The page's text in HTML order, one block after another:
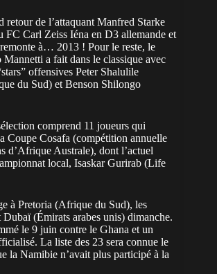
retour de l’attaquant Manfred Starke
FC Carl Zeiss Iéna en D3 allemande et
à… 2013 ! Pour le reste, le
a fait dans le classique avec
offensives Peter Shalulile
du Sud) et Benson Shilongo
comprend 11 joueurs qui
Coupe Cosafa (compétition annuelle
d’Afrique Australe), dont l’actuel
local, Isaskar Gurirab (Life
à Pretoria (Afrique du Sud), les
(Émirats arabes unis) dimanche.
le 9 juin contre le Ghana et un
La liste des 23 sera connue le
la Namibie n’avait plus participé à la